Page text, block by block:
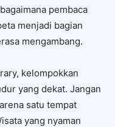
pembaca
menjadi bagian
mengambang.
kelompokkan
yang dekat. Jangan
satu tempat
yang nyaman